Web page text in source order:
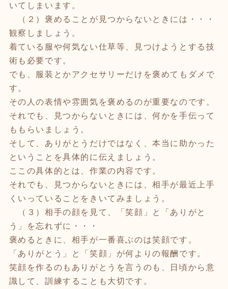
いてしまいます。
（２）褒めることが見つからないときには・・・
観察しましょう。
着ている服や何気ない仕草等、見つけようとする技
術も必要です。
でも、服装とかアクセサリーだけを褒めてもダメで
す。
その人の表情や雰囲気を褒めるのが重要なのです。
それでも、見つからないときには、何かを手伝って
ももらいましょう。
そして、ありがとうだけではなく、本当に助かった
ということを具体的に伝えましょう。
ここの具体的とは、作業の内容です。
それでも、見つからないときには、相手が最近上手
くいっていることをきいてみましょう。
（３）相手の顔を見て、「笑顔」と「ありがと
う」を忘れずに・・・
褒めるときに、相手が一番喜ぶのは笑顔です。
「ありがとう」と「笑顔」が何よりの報酬です。
笑顔を作るのもありがとうを言うのも、日頃から意
識して、訓練することも大切です。